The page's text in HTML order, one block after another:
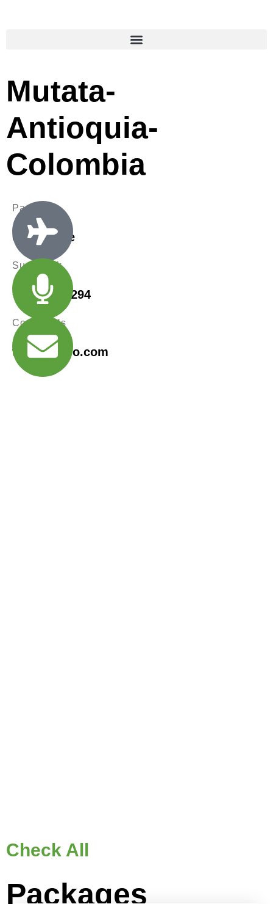
Mutata-
Antioquia-
Colombia
Packages
0 Available
Sue Black
+ 485 257 294
Contact Us
travel@info.com
Check All
Packages